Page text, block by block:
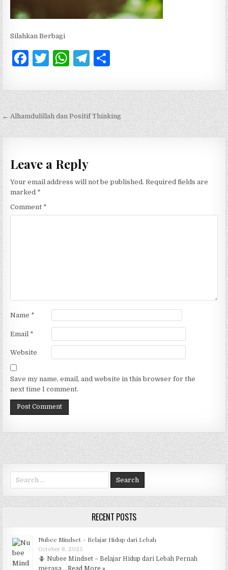
Silahkan Berbagi
F
c
e
b
o
k
T
it
te
r
W
at
s
A
p
p
T
e
g
ra
m
ar
e
Post navigation
← Alhamdulillah dan Positif Thinking
Leave a Reply
Your email address will not be published. Required fields are
marked *
Comment *
Name *
Email *
Website
Save my name, email, and website in this browser for the
next time I comment.
Search for:
RECENT POSTS
Nubee Mindset – Belajar Hidup dari Lebah
October 8, 2025
Nubee Mindset – Belajar Hidup dari Lebah Pernah